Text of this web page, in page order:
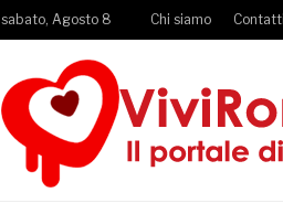
sabato, Agosto 8 Chi siamo Contatti